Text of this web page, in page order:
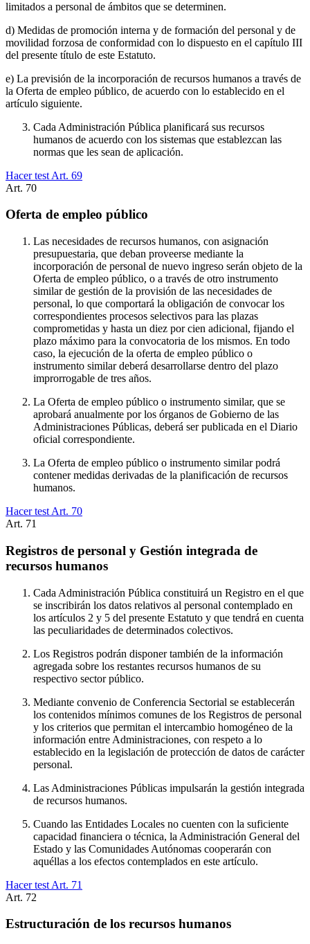
limitados a personal de ámbitos que se determinen.
d) Medidas de promoción interna y de formación del personal y de
movilidad forzosa de conformidad con lo dispuesto en el capítulo III
del presente título de este Estatuto.
e) La previsión de la incorporación de recursos humanos a través de
la Oferta de empleo público, de acuerdo con lo establecido en el
artículo siguiente.
Cada Administración Pública planificará sus recursos
humanos de acuerdo con los sistemas que establezcan las
normas que les sean de aplicación.
Hacer test Art. 69
Art. 70
Oferta de empleo público
Las necesidades de recursos humanos, con asignación
presupuestaria, que deban proveerse mediante la
incorporación de personal de nuevo ingreso serán objeto de la
Oferta de empleo público, o a través de otro instrumento
similar de gestión de la provisión de las necesidades de
personal, lo que comportará la obligación de convocar los
correspondientes procesos selectivos para las plazas
comprometidas y hasta un diez por cien adicional, fijando el
plazo máximo para la convocatoria de los mismos. En todo
caso, la ejecución de la oferta de empleo público o
instrumento similar deberá desarrollarse dentro del plazo
improrrogable de tres años.
La Oferta de empleo público o instrumento similar, que se
aprobará anualmente por los órganos de Gobierno de las
Administraciones Públicas, deberá ser publicada en el Diario
oficial correspondiente.
La Oferta de empleo público o instrumento similar podrá
contener medidas derivadas de la planificación de recursos
humanos.
Hacer test Art. 70
Art. 71
Registros de personal y Gestión integrada de
recursos humanos
Cada Administración Pública constituirá un Registro en el que
se inscribirán los datos relativos al personal contemplado en
los artículos 2 y 5 del presente Estatuto y que tendrá en cuenta
las peculiaridades de determinados colectivos.
Los Registros podrán disponer también de la información
agregada sobre los restantes recursos humanos de su
respectivo sector público.
Mediante convenio de Conferencia Sectorial se establecerán
los contenidos mínimos comunes de los Registros de personal
y los criterios que permitan el intercambio homogéneo de la
información entre Administraciones, con respeto a lo
establecido en la legislación de protección de datos de carácter
personal.
Las Administraciones Públicas impulsarán la gestión integrada
de recursos humanos.
Cuando las Entidades Locales no cuenten con la suficiente
capacidad financiera o técnica, la Administración General del
Estado y las Comunidades Autónomas cooperarán con
aquéllas a los efectos contemplados en este artículo.
Hacer test Art. 71
Art. 72
Estructuración de los recursos humanos